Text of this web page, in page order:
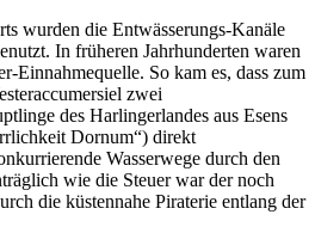
wurden die Entwässerungs-Kanäle
In früheren Jahrhunderten waren
Einnahmequelle. So kam es, dass zum
zwei
des Harlingerlandes aus Esens
Dornum“) direkt
Wasserwege durch den
wie die Steuer war der noch
die küstennahe Piraterie entlang der